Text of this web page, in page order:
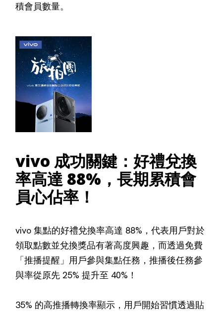
積會員數量。
vivo 成功關鍵：好禮兌換
率高達 88%，長期累積會
員心佔率！
vivo 集點的好禮兌換率高達 88%，代表用戶對於
領取點數並兌換獎品有著高度興趣，而透過免費
「推播提醒」用戶參與集點任務，推播後任務參
與率從原先 25% 提升至 40%！
35% 的高推播轉換率顯示，用戶開始習慣透過貼